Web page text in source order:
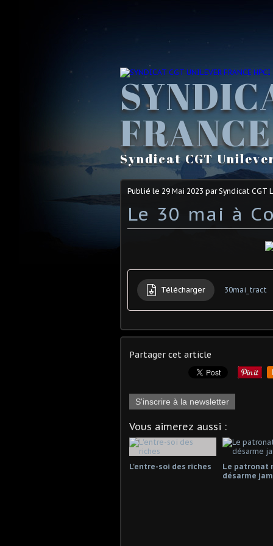
Syndicat CGT
Publié le 29 Mai 2023 par Syndicat CGT
Le 30 mai à
Télécharger 30mai_tract
Partager cet article
S'inscrire à la newsletter
Vous aimerez aussi :
L'entre-soi des riches
Le patronat
désarme